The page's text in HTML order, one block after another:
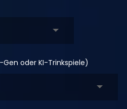
oder KI-Trinkspiele)